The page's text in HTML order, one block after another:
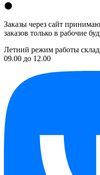
Заказы через сайт
заказов только в рабочие
Летний режим работы
09.00 до 12.00